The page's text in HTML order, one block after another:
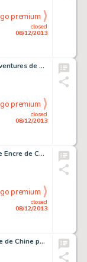
closed
08/12/2013
go premium
Corentin - Les extraordinaires aventures de Corentin Feldoé Encre
closed
08/12/2013
go premium
Le Chat - Le Chat Ã Angoulême Encre de Chine pour la planche parue
closed
08/12/2013
go premium
Barbe-Rouge - Défiau Roy Encre de Chine pour la planche 18 de l'album